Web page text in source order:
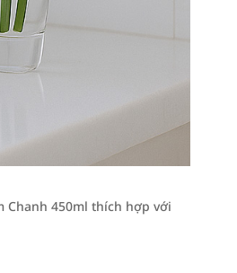
Chanh 450ml thích hợp với